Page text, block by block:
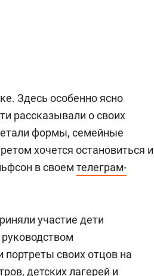
Здесь особенно ясно
рассказывали о своих
формы, семейные
хочется остановиться и
в своем телеграм-
участие дети
своих отцов на
детских лагерей и